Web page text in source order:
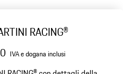
RACING®
IVA e dogana inclusi